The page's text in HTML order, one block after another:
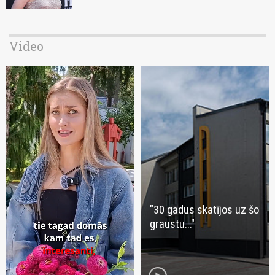
Video
"30 gadus skatījos uz šo
graustu..."